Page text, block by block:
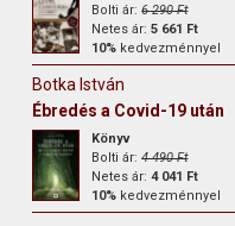
Bolti ár:6 290 Ft
Netes ár:5 661 Ft
10% kedvezménnyel
Botka István
Ébredés a Covid-19 után
Könyv
Bolti ár:4 490 Ft
Netes ár:4 041 Ft
10% kedvezménnyel